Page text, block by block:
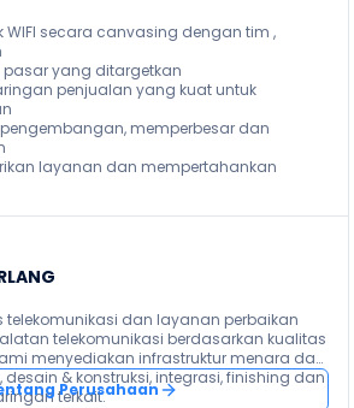
WIFI secara canvasing dengan tim ,
yang ditargetkan
penjualan yang kuat untuk
memperbesar dan
layanan dan mempertahankan
telekomunikasi dan layanan perbaikan
telekomunikasi berdasarkan kualitas
menyediakan infrastruktur menara dan
desain & konstruksi, integrasi, finishing dan
terkait.
Perusahaan